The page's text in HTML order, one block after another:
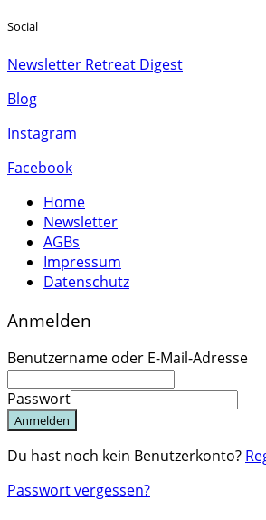
Social
Newsletter Retreat Digest
Blog
Instagram
Facebook
Home
Newsletter
AGBs
Impressum
Datenschutz
Anmelden
Benutzername oder E-Mail-Adresse
Passwort
Anmelden
Du hast noch kein Benutzerkonto?
Passwort vergessen?